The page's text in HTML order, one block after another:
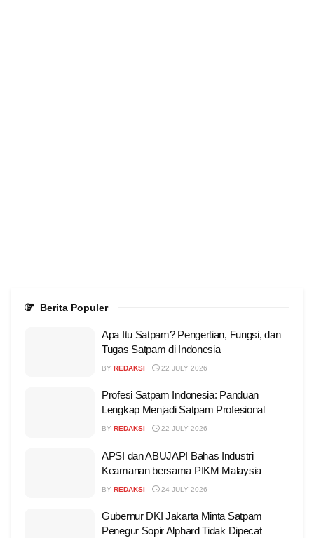
Berita Populer
Apa Itu Satpam? Pengertian, Fungsi, dan
Tugas Satpam di Indonesia
BY REDAKSI 22 JULY 2026
Profesi Satpam Indonesia: Panduan
Lengkap Menjadi Satpam Profesional
BY REDAKSI 22 JULY 2026
APSI dan ABUJAPI Bahas Industri
Keamanan bersama PIKM Malaysia
BY REDAKSI 24 JULY 2026
Gubernur DKI Jakarta Minta Satpam
Penegur Sopir Alphard Tidak Dipecat